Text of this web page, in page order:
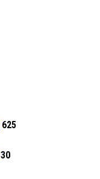
625
30